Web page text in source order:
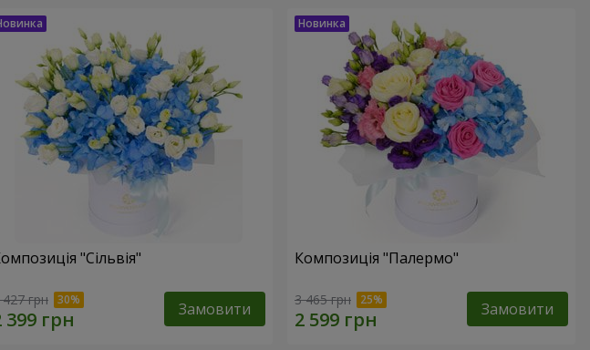
"Сільвія"
грн Замовити
Композиція "Палермо"
3 465 грн Замовити